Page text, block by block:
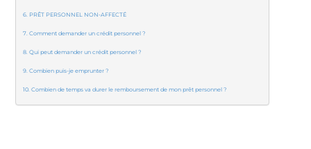
PRÊT PERSONNEL NON-AFFECTÉ
Comment demander un crédit personnel ?
Qui peut demander un crédit personnel ?
Combien puis-je emprunter ?
Combien de temps va durer le remboursement de mon prêt personnel ?